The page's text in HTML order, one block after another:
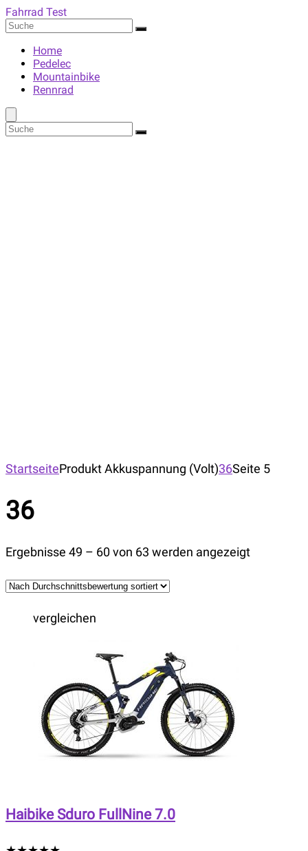
Fahrrad Test
Home
Pedelec
Mountainbike
Rennrad
StartseiteProdukt Akkuspannung (Volt)36Seite 5
36
Ergebnisse 49 – 60 von 63 werden angezeigt
vergleichen
Haibike Sduro FullNine 7.0